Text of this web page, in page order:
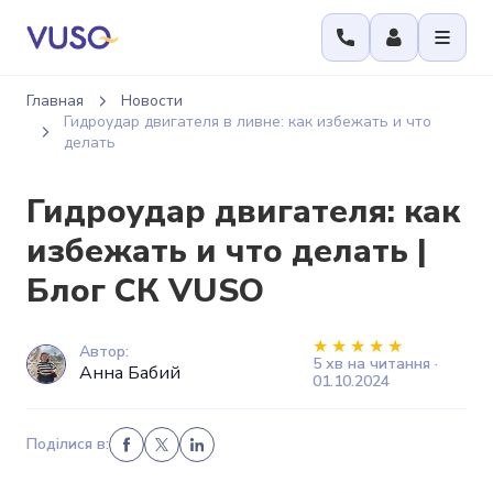
Главная
Новости
Гидроудар двигателя в ливне: как избежать и что
делать
Гидроудар двигателя: как
избежать и что делать |
Блог СК VUSO
Автор:
Анна Бабий
5 хв на читання ·
01.10.2024
Поділися в: